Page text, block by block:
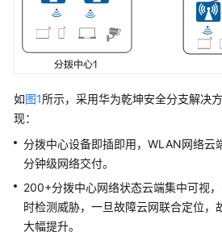
案
全
保
方
案
防
勒
如图1所示，采用华为乾坤安全分支解决
现：
分拨中心设备即插即用，WLAN网络云
分钟级网络交付。
200+分拨中心网络状态云端集中可视
时检测威胁，一旦故障云网联合定位，
大幅提升。